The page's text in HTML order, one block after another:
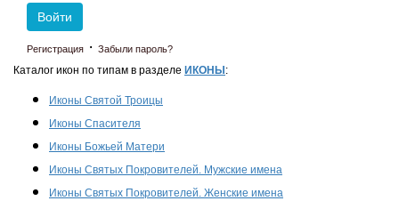
Войти
Регистрация · Забыли пароль?
Каталог икон по типам в разделе ИКОНЫ :
Иконы Святой Троицы
Иконы Спасителя
Иконы Божьей Матери
Иконы Святых Покровителей. Мужские имена
Иконы Святых Покровителей. Женские имена